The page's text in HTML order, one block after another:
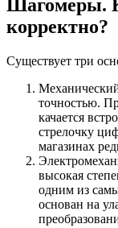
Шагомеры.
корректно?
Существует три
точностью.
качается
стрелочку
магазинах
высокая
одним из
основан на